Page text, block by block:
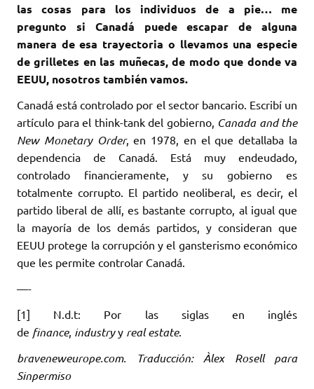
las cosas para los individuos de a pie… me
pregunto si Canadá puede escapar de alguna
manera de esa trayectoria o llevamos una especie
de grilletes en las muñecas, de modo que donde va
EEUU, nosotros también vamos.
Canadá está controlado por el sector bancario. Escribí un
artículo para el think-tank del gobierno, Canada and the
New Monetary Order, en 1978, en el que detallaba la
dependencia de Canadá. Está muy endeudado,
controlado financieramente, y su gobierno es
totalmente corrupto. El partido neoliberal, es decir, el
partido liberal de allí, es bastante corrupto, al igual que
la mayoría de los demás partidos, y consideran que
EEUU protege la corrupción y el gansterismo económico
que les permite controlar Canadá.
—-
[1] N.d.t: Por las siglas en inglés
de finance, industryy real estate.
braveneweurope.com. Traducción: Àlex Rosell para
Sinpermiso